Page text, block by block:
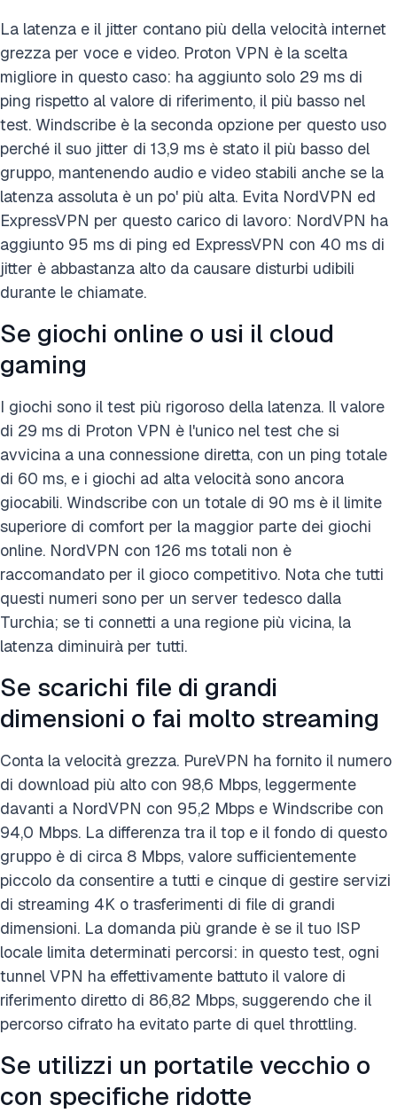
La latenza e il jitter contano più della velocità internet
grezza per voce e video. Proton VPN è la scelta
migliore in questo caso: ha aggiunto solo 29 ms di
ping rispetto al valore di riferimento, il più basso nel
test. Windscribe è la seconda opzione per questo uso
perché il suo jitter di 13,9 ms è stato il più basso del
gruppo, mantenendo audio e video stabili anche se la
latenza assoluta è un po' più alta. Evita NordVPN ed
ExpressVPN per questo carico di lavoro: NordVPN ha
aggiunto 95 ms di ping ed ExpressVPN con 40 ms di
jitter è abbastanza alto da causare disturbi udibili
durante le chiamate.
Se giochi online o usi il cloud
gaming
I giochi sono il test più rigoroso della latenza. Il valore
di 29 ms di Proton VPN è l'unico nel test che si
avvicina a una connessione diretta, con un ping totale
di 60 ms, e i giochi ad alta velocità sono ancora
giocabili. Windscribe con un totale di 90 ms è il limite
superiore di comfort per la maggior parte dei giochi
online. NordVPN con 126 ms totali non è
raccomandato per il gioco competitivo. Nota che tutti
questi numeri sono per un server tedesco dalla
Turchia; se ti connetti a una regione più vicina, la
latenza diminuirà per tutti.
Se scarichi file di grandi
dimensioni o fai molto streaming
Conta la velocità grezza. PureVPN ha fornito il numero
di download più alto con 98,6 Mbps, leggermente
davanti a NordVPN con 95,2 Mbps e Windscribe con
94,0 Mbps. La differenza tra il top e il fondo di questo
gruppo è di circa 8 Mbps, valore sufficientemente
piccolo da consentire a tutti e cinque di gestire servizi
di streaming 4K o trasferimenti di file di grandi
dimensioni. La domanda più grande è se il tuo ISP
locale limita determinati percorsi: in questo test, ogni
tunnel VPN ha effettivamente battuto il valore di
riferimento diretto di 86,82 Mbps, suggerendo che il
percorso cifrato ha evitato parte di quel throttling.
Se utilizzi un portatile vecchio o
con specifiche ridotte